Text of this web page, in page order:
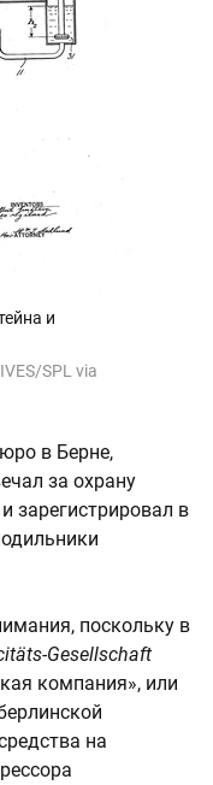
и
SPL via
в Берне,
за охрану
зарегистрировал в
поскольку в
Gesellschaft
компания», или
на